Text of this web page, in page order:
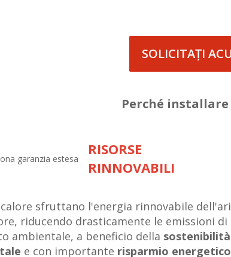
SOLICITAȚI
Perché
RISORSE
RINNOVABILI
sfruttano l'energia rinnovabile
riducendo drasticamente le emissioni di
ambientale, a beneficio della sostenibilità
e con importante risparmio energetico